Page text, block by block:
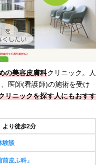
の美容皮膚科クリニック。人
医師(看護師)の施術を受け
リニックを探す人にもおすす
より徒歩2分
験談
皮ふ科」